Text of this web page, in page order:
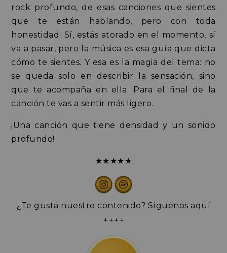
rock profundo, de esas canciones que sientes
que te están hablando, pero con toda
honestidad. Sí, estás atorado en el momento, sí
va a pasar, pero la música es esa guía que dicta
cómo te sientes. Y esa es la magia del tema: no
se queda solo en describir la sensación, sino
que te acompaña en ella. Para el final de la
canción te vas a sentir más ligero.
¡Una canción que tiene densidad y un sonido
profundo!
★★★★★
¿Te gusta nuestro contenido? Síguenos aquí
↓↓↓↓